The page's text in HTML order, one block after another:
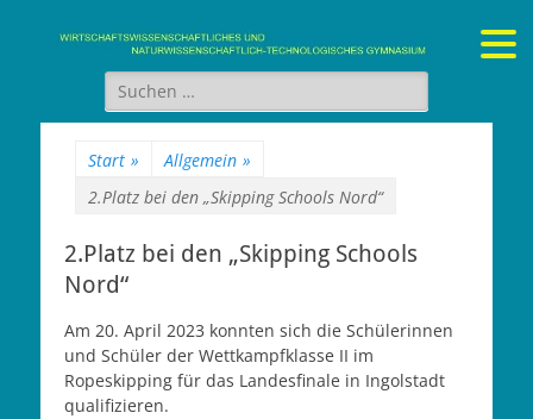
Gymnasium Stein
wirtschaftswissenschaftliches und naturwissenschaftlich-
technologisches Gymnasium
Suchen
nach:
Start » Allgemein »
2.Platz bei den „Skipping Schools Nord“
2.Platz bei den „Skipping Schools
Nord“
Am 20. April 2023 konnten sich die Schülerinnen
und Schüler der Wettkampfklasse II im
Ropeskipping für das Landesfinale in Ingolstadt
qualifizieren.